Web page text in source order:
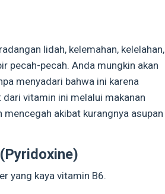
lidah, kelemahan, kelelahan,
pecah-pecah. Anda mungkin akan
menyadari bahwa ini karena
vitamin ini melalui makanan
akibat kurangnya asupan
yang kaya vitamin B6.